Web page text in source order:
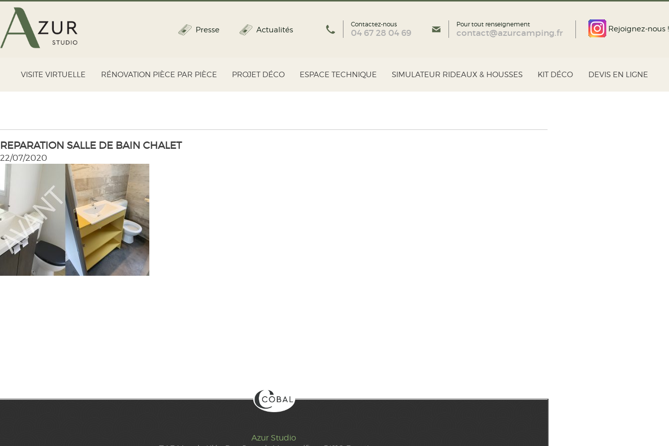
Rejoignez-nous !
Pour tout renseignement
contact@azurcamping.fr
Contactez-nous
04 67 28 04 69
Presse Actualités
VISITE VIRTUELLE RÉNOVATION PIÈCE PAR PIÈCE PROJET DÉCO ESPACE TECHNIQUE SIMULATEUR RIDEAUX & HOUSSES KIT DÉCO DEVIS EN LIGNE
REPARATION SALLE DE BAIN CHALET
22/07/2020
Azur Studio